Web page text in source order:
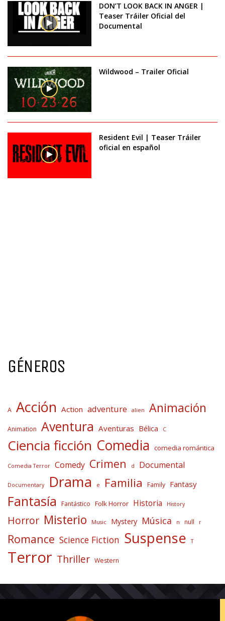
DON’T LOOK BACK IN ANGER |
Teaser Tráiler Oficial del
Documental
Wildwood – Trailer Oficial
Resident Evil | Teaser Tráiler
oficial en español
GÉNEROS
A Acción Action adventure alien Animación
Animation Aventura Aventuras Bélica C
Ciencia ficción Comedia comedia romántica
Comedia Terror Comedy Crimen d Documental
Documentary Drama e Familia Family Fantasy
Fantasía Fantástico Folk Horror Historia History
Horror Misterio Music Mystery Música n null r
Romance Science Fiction Suspense T
Terror Thriller Western